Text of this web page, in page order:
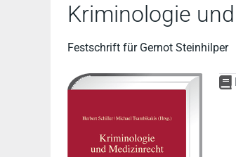
Kriminologie
Festschrift für Gernot Steinhilper